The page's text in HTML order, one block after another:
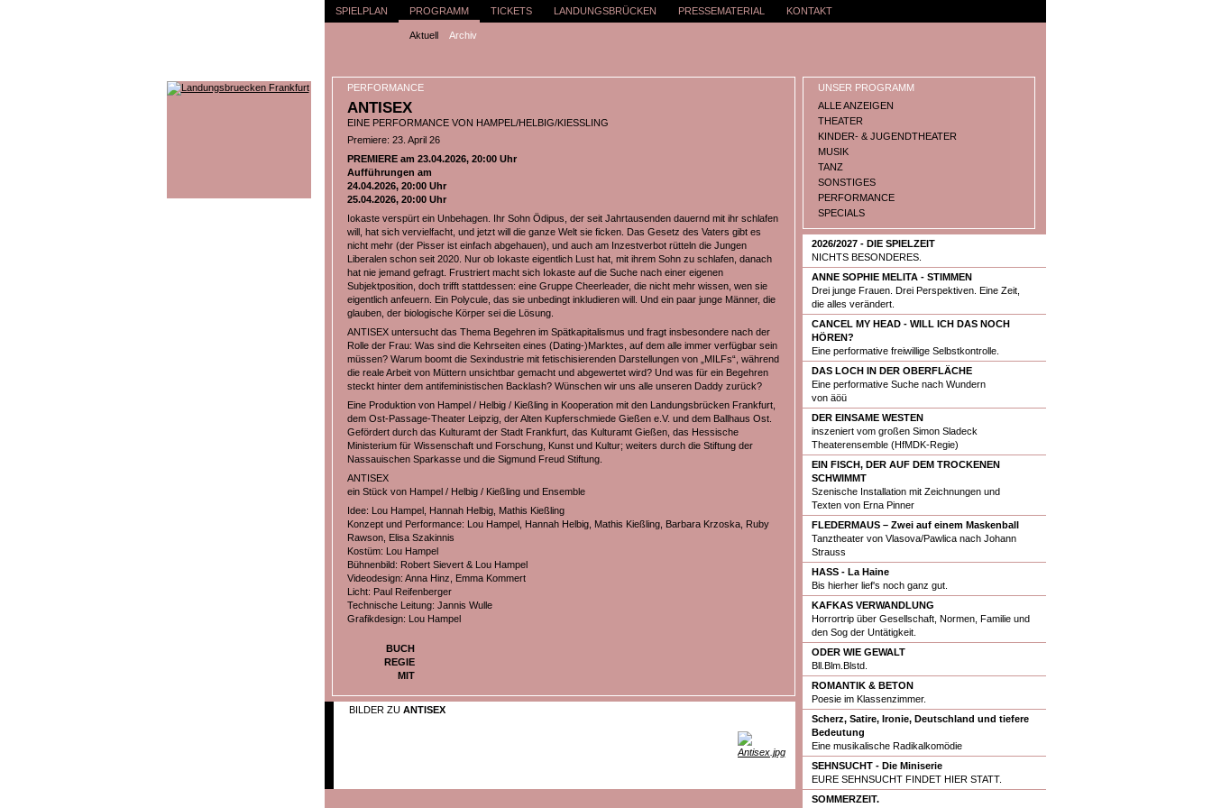
SPIELPLAN PROGRAMM
Aktuell Archiv
TICKETS LANDUNGSBRÜCKEN PRESSEMATERIAL KONTAKT
PERFORMANCE
ANTISEX
EINE PERFORMANCE VON HAMPEL/HELBIG/KIESSLING
Premiere: 23. April 26
PREMIERE am 23.04.2026, 20:00 Uhr
Aufführungen am
24.04.2026, 20:00 Uhr
25.04.2026, 20:00 Uhr
Iokaste verspürt ein Unbehagen. Ihr Sohn Ödipus, der seit Jahrtausenden dauernd mit ihr schlafen
will, hat sich vervielfacht, und jetzt will die ganze Welt sie ficken. Das Gesetz des Vaters gibt es
nicht mehr (der Pisser ist einfach abgehauen), und auch am Inzestverbot rütteln die Jungen
Liberalen schon seit 2020. Nur ob Iokaste eigentlich Lust hat, mit ihrem Sohn zu schlafen, danach
hat nie jemand gefragt. Frustriert macht sich Iokaste auf die Suche nach einer eigenen
Subjektposition, doch trifft stattdessen: eine Gruppe Cheerleader, die nicht mehr wissen, wen sie
eigentlich anfeuern. Ein Polycule, das sie unbedingt inkludieren will. Und ein paar junge Männer, die
glauben, der biologische Körper sei die Lösung.
ANTISEX untersucht das Thema Begehren im Spätkapitalismus und fragt insbesondere nach der
Rolle der Frau: Was sind die Kehrseiten eines (Dating-)Marktes, auf dem alle immer verfügbar sein
müssen? Warum boomt die Sexindustrie mit fetischisierenden Darstellungen von „MILFs“, während
die reale Arbeit von Müttern unsichtbar gemacht und abgewertet wird? Und was für ein Begehren
steckt hinter dem antifeministischen Backlash? Wünschen wir uns alle unseren Daddy zurück?
Eine Produktion von Hampel / Helbig / Kießling in Kooperation mit den Landungsbrücken Frankfurt,
dem Ost-Passage-Theater Leipzig, der Alten Kupferschmiede Gießen e.V. und dem Ballhaus Ost.
Gefördert durch das Kulturamt der Stadt Frankfurt, das Kulturamt Gießen, das Hessische
Ministerium für Wissenschaft und Forschung, Kunst und Kultur; weiters durch die Stiftung der
Nassauischen Sparkasse und die Sigmund Freud Stiftung.
ANTISEX
ein Stück von Hampel / Helbig / Kießling und Ensemble
Idee: Lou Hampel, Hannah Helbig, Mathis Kießling
Konzept und Performance: Lou Hampel, Hannah Helbig, Mathis Kießling, Barbara Krzoska, Ruby
Rawson, Elisa Szakinnis
Kostüm: Lou Hampel
Bühnenbild: Robert Sievert & Lou Hampel
Videodesign: Anna Hinz, Emma Kommert
Licht: Paul Reifenberger
Technische Leitung: Jannis Wulle
Grafikdesign: Lou Hampel
BUCH
REGIE
MIT
BILDER ZU ANTISEX
UNSER PROGRAMM
ALLE ANZEIGEN
THEATER
KINDER- & JUGENDTHEATER
MUSIK
TANZ
SONSTIGES
PERFORMANCE
SPECIALS
2026/2027 - DIE SPIELZEIT
NICHTS BESONDERES.
ANNE SOPHIE MELITA - STIMMEN
Drei junge Frauen. Drei Perspektiven. Eine Zeit,
die alles verändert.
CANCEL MY HEAD - WILL ICH DAS NOCH
HÖREN?
Eine performative freiwillige Selbstkontrolle.
DAS LOCH IN DER OBERFLÄCHE
Eine performative Suche nach Wundern
von äöü
DER EINSAME WESTEN
inszeniert vom großen Simon Sladeck
Theaterensemble (HfMDK-Regie)
EIN FISCH, DER AUF DEM TROCKENEN
SCHWIMMT
Szenische Installation mit Zeichnungen und
Texten von Erna Pinner
FLEDERMAUS – Zwei auf einem Maskenball
Tanztheater von Vlasova/Pawlica nach Johann
Strauss
HASS - La Haine
Bis hierher lief's noch ganz gut.
KAFKAS VERWANDLUNG
Horrortrip über Gesellschaft, Normen, Familie und
den Sog der Untätigkeit.
ODER WIE GEWALT
Bll.Blm.Blstd.
ROMANTIK & BETON
Poesie im Klassenzimmer.
Scherz, Satire, Ironie, Deutschland und tiefere
Bedeutung
Eine musikalische Radikalkomödie
SEHNSUCHT - Die Miniserie
EURE SEHNSUCHT FINDET HIER STATT.
SOMMERZEIT.